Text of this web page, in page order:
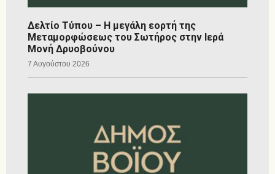
Δελτίο Τύπου – Η μεγάλη εορτή της
Μεταμορφώσεως του Σωτήρος στην Ιερά
Μονή Δρυοβούνου
7 Αυγούστου 2026